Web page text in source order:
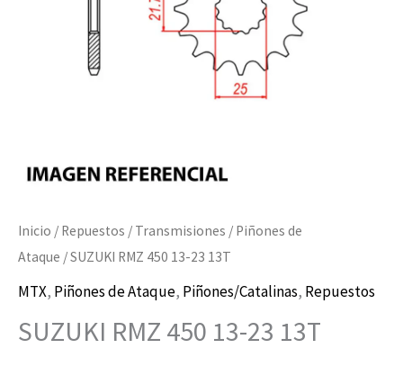
Inicio / Repuestos / Transmisiones / Piñones de
Ataque / SUZUKI RMZ 450 13-23 13T
MTX, Piñones de Ataque, Piñones/Catalinas, Repuestos
SUZUKI RMZ 450 13-23 13T